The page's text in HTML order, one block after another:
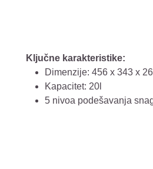
Ključne karakteristike:
Dimenzije: 456 x 343 x
Kapacitet: 20l
5 nivoa podešavanja